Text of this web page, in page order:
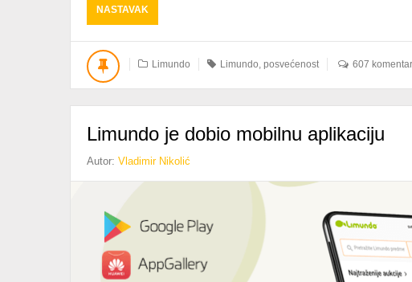
NASTAVAK
ZA
SLEDEĆIH
Limundo
Limundo, posvećenost 607
Limundo je dobio mobilnu aplikaciju
Autor: Vladimir Nikolić